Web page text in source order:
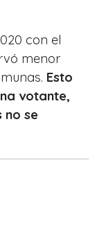
con el
menor
Esto
votante,
no se